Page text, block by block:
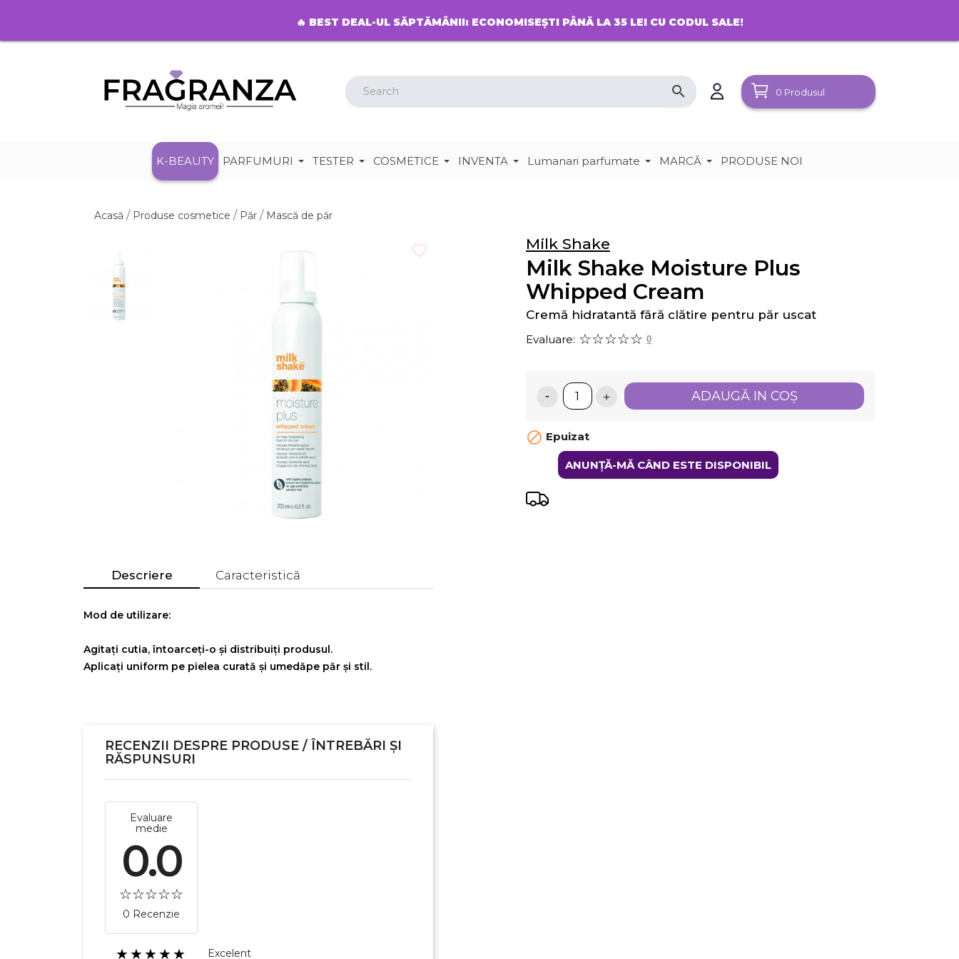
🔥 BEST DEAL-UL SĂPTĂMÂNII: ECONOMISEȘTI PÂNĂ LA 35 LEI CU CODUL SALE!
search 0 Produsul
K-BEAUTY PARFUMURI TESTER COSMETICE INVENTA Lumanari parfumate MARCĂ PRODUSE NOI
Acasă Produse cosmetice Păr Mască de păr
Descriere Caracteristică
Mod de utilizare:
Agitați cutia, întoarceți-o și distribuiți produsul.
Aplicați uniform pe pielea curată și umedăpe păr și stil.
RECENZII DESPRE PRODUSE / ÎNTREBĂRI ȘI
RĂSPUNSURI
Evaluare
medie
0.0
0 Recenzie
★★★★★ Excelent
Milk Shake
Milk Shake Moisture Plus
Whipped Cream
Cremă hidratantă fără clătire pentru păr uscat
Evaluare: 0
ADAUGĂ IN COŞ
 Epuizat
ANUNȚĂ-MĂ CÂND ESTE DISPONIBIL